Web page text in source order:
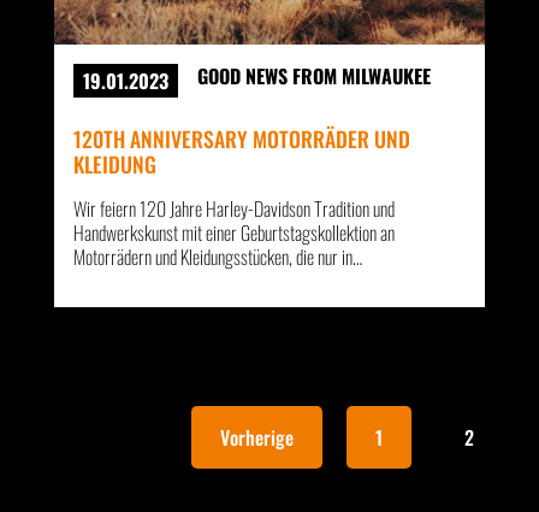
19.01.2023 GOOD NEWS FROM MILWAUKEE
120TH ANNIVERSARY MOTORRÄDER UND
KLEIDUNG
Wir feiern 120 Jahre Harley-Davidson Tradition und
Handwerkskunst mit einer Geburtstagskollektion an
Motorrädern und Kleidungsstücken, die nur in…
Vorherige 1 2